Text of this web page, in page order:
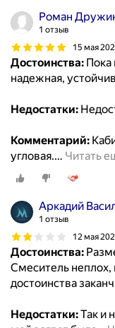
Роман
1 отзыв
15 мая
Достоинства: Пока
надежная,
Недостатки:
Комментарий:
угловая.… Читать
Аркадий
1 отзыв
12 мая
Достоинства:
Смеситель неплох,
достоинства
Недостатки:Так и